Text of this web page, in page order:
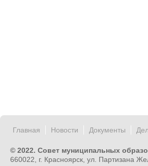
Главная Новости Документы
© 2022. Совет муниципальных
660022, г. Красноярск, ул. Партизана